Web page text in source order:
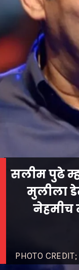
PHOTO
सलीम पुढे
मुलीला